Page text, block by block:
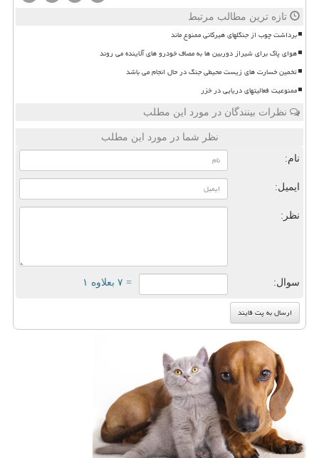
تازه ترین مطالب مرتبط
برداشت چوب از جنگلهای هیرکانی ممنوع ماند
هوای پاک برای شیراز دوربین ها به مصاف خودرو های آلاینده می روند
تخمین خسارت های زیست محیطی جنگ در حال انجام می باشد
ممنوعیت فعالیتهای دریایی در خزر
نظرات بینندگان در مورد این مطلب
نظر شما در مورد این مطلب
نام:
ایمیل:
نظر:
سوال: = ۷ بعلاوه ۱